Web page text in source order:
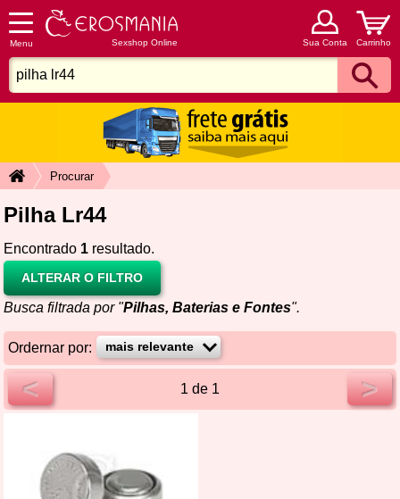
Menu Sexshop Online Sua Conta Carrinho
Procurar
Pilha Lr44
Encontrado 1 resultado.
ALTERAR O FILTRO
Busca filtrada por "Pilhas, Baterias e Fontes".
Ordernar por:
< 1 de 1 >